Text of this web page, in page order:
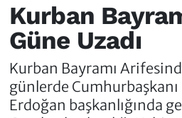
Kurban
Güne Uzadı
Kurban Bayramı
günlerde Cumhurbaşkanı
Erdoğan başkanlığında
Nöbetçi Eczaneler
Vefat Edenler
Hakkında
Hendek Haber Reklam
Künye
Tüm Manşetler
Son Dakika Haberleri
Haber Arşivi